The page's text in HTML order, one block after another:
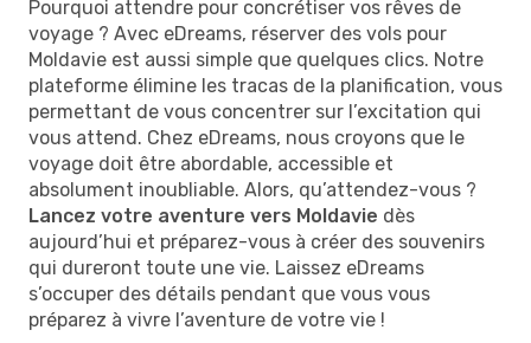
Pourquoi attendre pour concrétiser vos rêves de
voyage ? Avec eDreams, réserver des vols pour
Moldavie est aussi simple que quelques clics. Notre
plateforme élimine les tracas de la planification, vous
permettant de vous concentrer sur l’excitation qui
vous attend. Chez eDreams, nous croyons que le
voyage doit être abordable, accessible et
absolument inoubliable. Alors, qu’attendez-vous ?
Lancez votre aventure vers Moldavie dès
aujourd’hui et préparez-vous à créer des souvenirs
qui dureront toute une vie. Laissez eDreams
s’occuper des détails pendant que vous vous
préparez à vivre l’aventure de votre vie !